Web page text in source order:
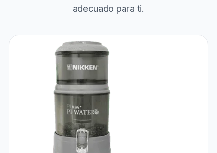
adecuado para ti.